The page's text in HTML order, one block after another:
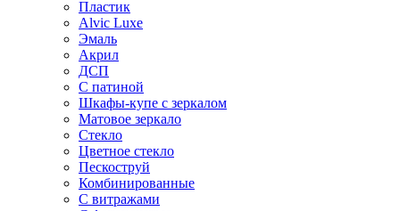
Пластик
Alvic Luxe
Эмаль
Акрил
ДСП
С патиной
Шкафы-купе с зеркалом
Матовое зеркало
Стекло
Цветное стекло
Пескоструй
Комбинированные
С витражами